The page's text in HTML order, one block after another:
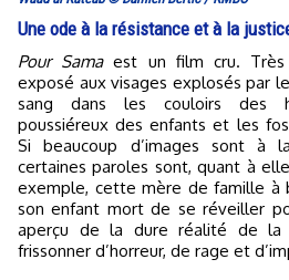
Une ode à la résistance et à la
Pour Samaest un film cru. Très
exposé aux visages explosés par
sang dans les couloirs des
poussiéreux des enfants et les
Si beaucoup d’images sont à
certaines paroles sont, quant à
exemple, cette mère de famille à
son enfant mort de se réveiller
aperçu de la dure réalité de
frissonner d’horreur, de rage et